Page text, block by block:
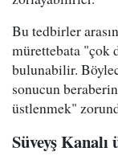
Bu tedbirler
mürettebata "çok
bulunabilir.
sonucun
üstlenmek"
Süveyş